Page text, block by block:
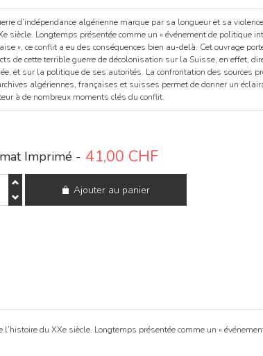
d’indépendance algérienne marque par sa longueur et sa
siècle. Longtemps présentée comme un « événement de politique
», ce conflit a eu des conséquences bien au-delà. Cet ouvrage
de cette terrible guerre de décolonisation sur la Suisse, en effet,
et sur la politique de ses autorités. La confrontation des sources
algériennes, françaises et suisses permet de donner un
à de nombreux moments clés du conflit.
Imprimé - 41,00 CHF
Ajouter au panier
du XXe siècle. Longtemps présentée comme un «